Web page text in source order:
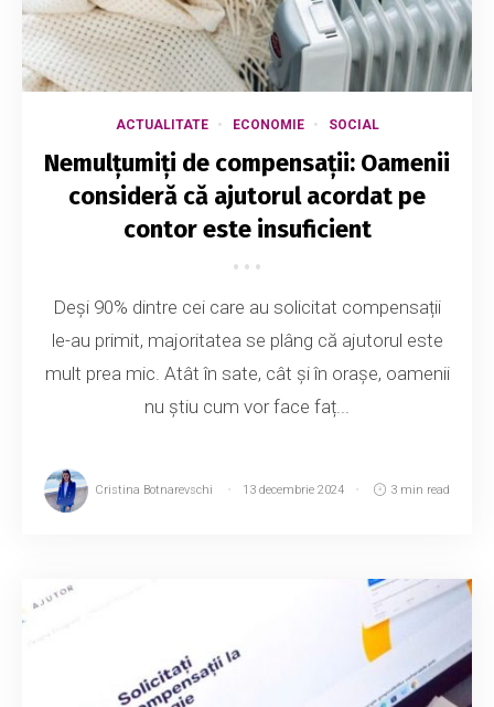
ACTUALITATE ECONOMIE SOCIAL
Nemulțumiți de compensații: Oamenii
consideră că ajutorul acordat pe
contor este insuficient
Deși 90% dintre cei care au solicitat compensații
le-au primit, majoritatea se plâng că ajutorul este
mult prea mic. Atât în sate, cât și în orașe, oamenii
nu știu cum vor face faț...
Cristina Botnarevschi 13 decembrie 2024 3 min read